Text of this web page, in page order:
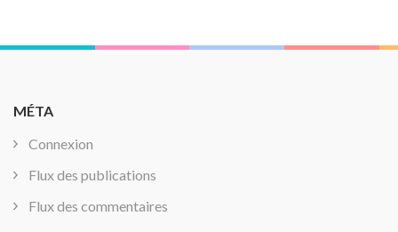
MÉTA
Connexion
Flux des publications
Flux des commentaires